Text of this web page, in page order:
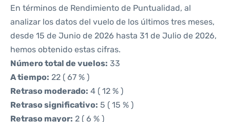
En términos de Rendimiento de Puntualidad, al
analizar los datos del vuelo de los últimos tres meses,
desde 15 de Junio de 2026 hasta 31 de Julio de 2026,
hemos obtenido estas cifras.
Número total de vuelos: 33
A tiempo: 22 ( 67 % )
Retraso moderado: 4 ( 12 % )
Retraso significativo: 5 ( 15 % )
Retraso mayor: 2 ( 6 % )